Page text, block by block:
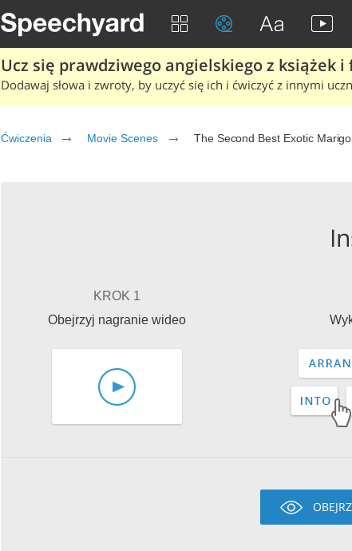
Ucz się prawdziwego angielskiego z książek
Dodawaj słowa i zwroty, by uczyć się ich i ćwiczyć z innymi
Ćwiczenia Movie Scenes The Second Best Exotic
KROK 1
Obejrzyj nagranie wideo